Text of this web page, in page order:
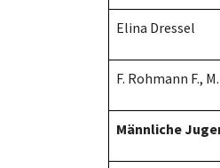
Elina Dressel
F. Rohmann F.,
Männliche